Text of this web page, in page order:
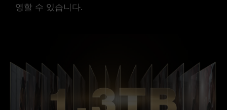
영할 수 있습니다.